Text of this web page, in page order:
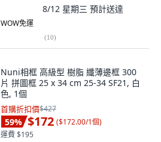
8/12 星期三 預計送達
WOW免運
(10)
Nuni相框 高級型 樹脂 纖薄邊框 300
片 拼圖框 25 x 34 cm 25-34 SF21, 白
色, 1個
首購折扣價$427
59% $172 ($172.00/1個)
運費 $195